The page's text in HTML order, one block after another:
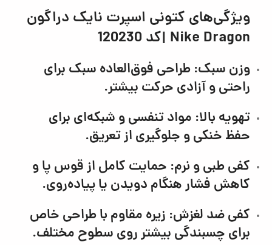
ویژگی‌های کتونی اسپرت نایک دراگون
Nike Dragon |كد 120230
وزن سبک: طراحی فوق‌العاده سبک برای
راحتی و آزادی حرکت بیشتر.
تهویه بالا: مواد تنفسی و شبکه‌ای برای
حفظ خنکی و جلوگیری از تعریق.
کفی طبی و نرم: حمایت کامل از قوس پا و
کاهش فشار هنگام دویدن یا پیاده‌روی.
کفی ضد لغزش: زیره مقاوم با طراحی خاص
برای چسبندگی بیشتر روی سطوح مختلف.